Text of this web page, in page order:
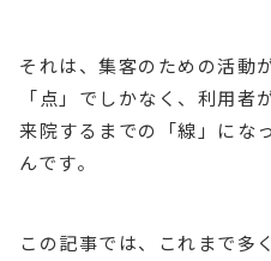
それは、集客のための活動
「点」でしかなく、利用者
来院するまでの「線」にな
んです。
この記事では、これまで多